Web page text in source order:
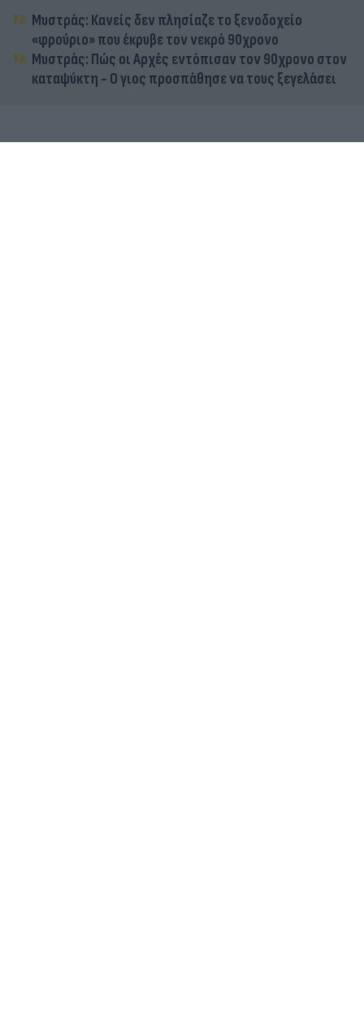
Μυστράς: Κανείς δεν πλησίαζε το ξενοδοχείο
«φρούριο» που έκρυβε τον νεκρό 90χρονο
Μυστράς: Πώς οι Αρχές εντόπισαν τον 90χρονο στον
καταψύκτη - Ο γιος προσπάθησε να τους ξεγελάσει